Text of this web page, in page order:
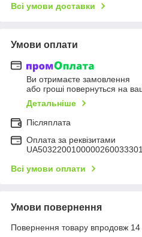
Всі умови доставки
Умови оплати
Ви отримаєте замовлення
або гроші повернуться на
Детальніше
Післяплата
Оплата за реквізитами
Всі умови оплати
Умови повернення
Повернення товару впродовж 14